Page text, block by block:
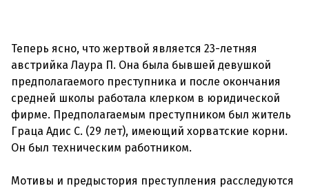
Теперь ясно, что жертвой является 23-летняя
австрийка Лаура П. Она была бывшей девушкой
предполагаемого преступника и после окончания
средней школы работала клерком в юридической
фирме. Предполагаемым преступником был житель
Граца Адис С. (29 лет), имеющий хорватские корни.
Он был техническим работником.
Мотивы и предыстория преступления расследуются